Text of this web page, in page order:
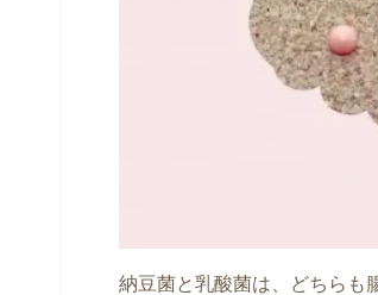
納豆菌と乳酸菌は、どちらも